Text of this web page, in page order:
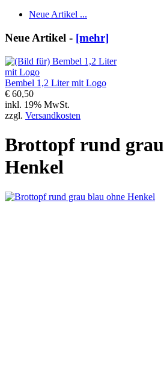
Neue Artikel ...
Neue Artikel - [mehr]
Bembel 1,2 Liter mit Logo
€ 60,50
inkl. 19% MwSt.
zzgl. Versandkosten
Brottopf rund grau
Henkel